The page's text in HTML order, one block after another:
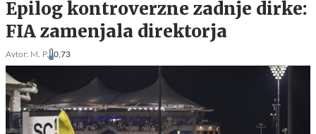
Epilog kontroverzne zadnje dirke:
FIA zamenjala direktorja
Avtor: M. P. 0,73